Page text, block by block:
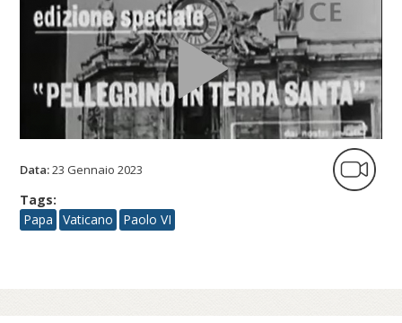
Data:23 Gennaio 2023
Tags:
Papa
Vaticano Paolo VI